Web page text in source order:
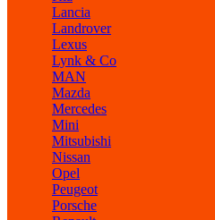
Lancia
Landrover
Lexus
Lynk & Co
MAN
Mazda
Mercedes
Mini
Mitsubishi
Nissan
Opel
Peugeot
Porsche